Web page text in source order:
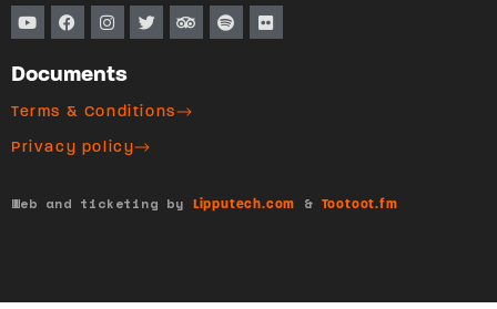
Documents
Terms & Conditions
Privacy policy
Web and ticketing by Lipputech.com & Tootoot.fm